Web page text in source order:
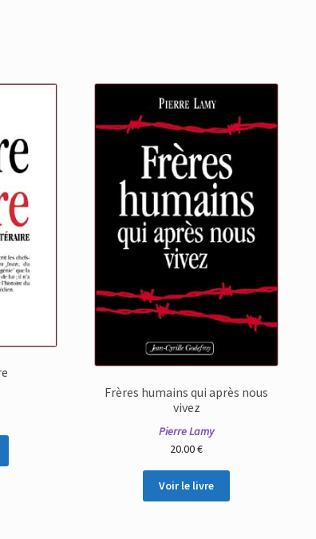
Frères humains qui après nous
vivez
Pierre Lamy
20.00€
Voir le livre